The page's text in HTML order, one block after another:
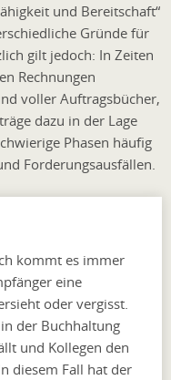
und Bereitschaft“
Gründe für
gilt jedoch: In Zeiten
Rechnungen
voller Auftragsbücher,
dazu in der Lage
Phasen häufig
Forderungsausfällen.
kommt es immer
eine
oder vergisst.
der Buchhaltung
und Kollegen den
diesem Fall hat der